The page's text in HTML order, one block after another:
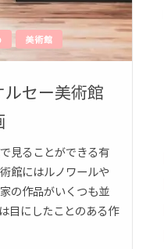
美術館
セー美術館
見ることができる有
館にはルノワールや
の作品がいくつも並
目にしたことのある作